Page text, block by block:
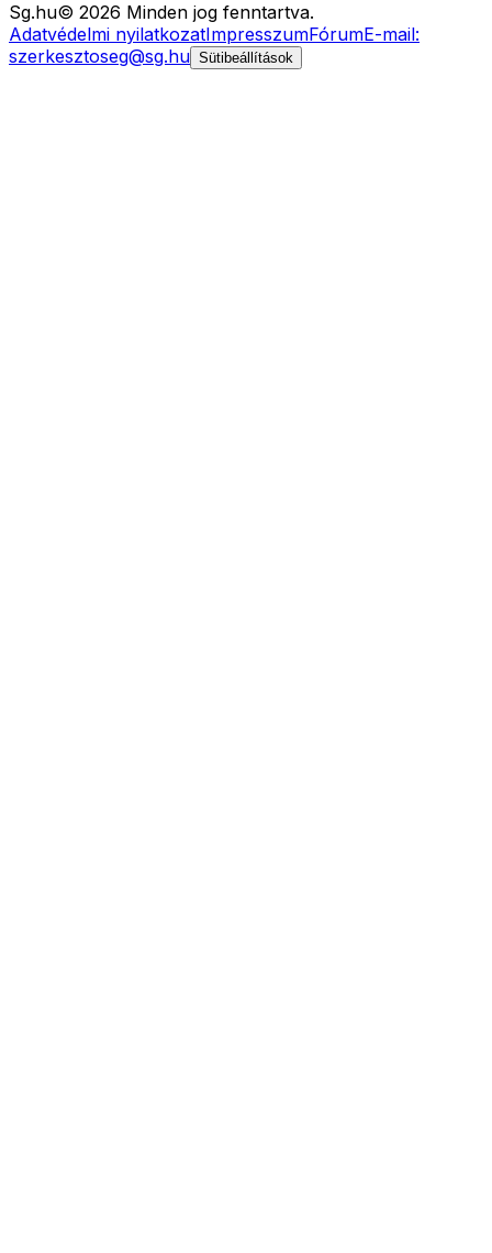
Sg.hu© 2026 Minden jog fenntartva.
Adatvédelmi nyilatkozatImpresszumFórumE-mail:
szerkesztoseg@sg.hu Sütibeállítások